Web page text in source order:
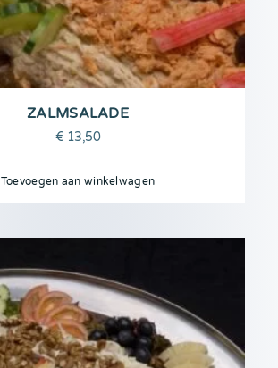
ZALMSALADE
€ 13,50
Toevoegen aan winkelwagen